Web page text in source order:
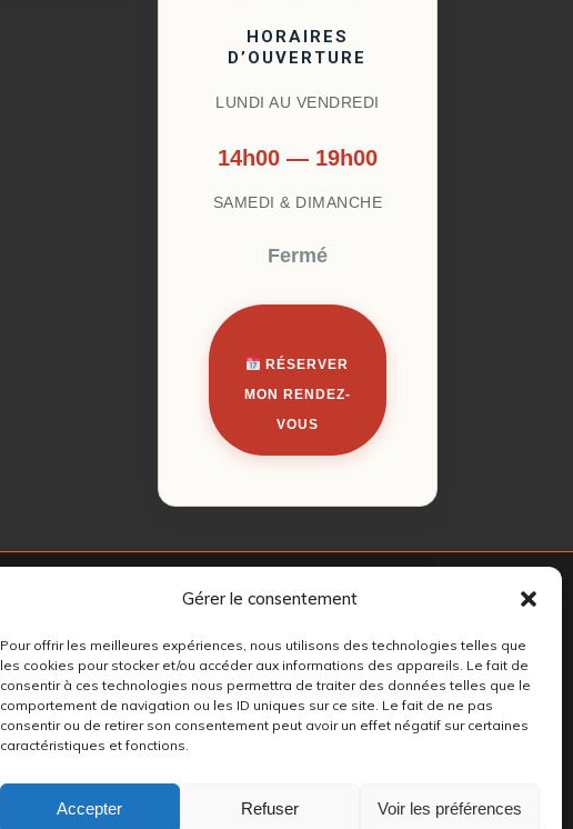
Gérer le consentement
Pour offrir les meilleures expériences, nous utilisons des technologies telles que
les cookies pour stocker et/ou accéder aux informations des appareils. Le fait de
consentir à ces technologies nous permettra de traiter des données telles que le
comportement de navigation ou les ID uniques sur ce site. Le fait de ne pas
consentir ou de retirer son consentement peut avoir un effet négatif sur certaines
caractéristiques et fonctions.
Accepter Refuser Voir les préférences
HORAIRES
D’OUVERTURE
LUNDI AU VENDREDI
14h00 — 19h00
SAMEDI & DIMANCHE
Fermé
RÉSERVER
MON RENDEZ-
VOUS